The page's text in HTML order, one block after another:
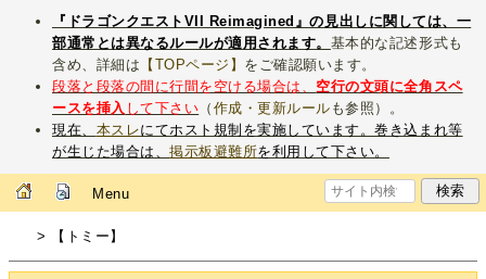
『ドラゴンクエストVII Reimagined』の見出しに関しては、一
部通常とは異なるルールが適用されます。 基本的な記述形式も
含め、詳細は 【TOPページ】 をご確認願います。
段落と段落の間に行間を空ける場合は、 空行の文頭に全角スペ
ースを挿入 して下さい （ 作成・更新ルール も参照）。
現在、 本スレにてホスト規制を実施しています。巻き込まれ等
が生じた場合は、掲示板避難所を利用して下さい。
Menu
> 【トミー】